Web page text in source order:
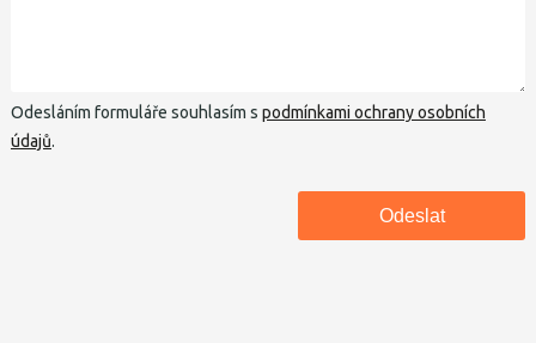
Odesláním formuláře souhlasím s podmínkami ochrany osobních
údajů.